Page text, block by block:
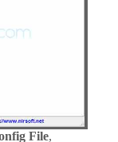
File,